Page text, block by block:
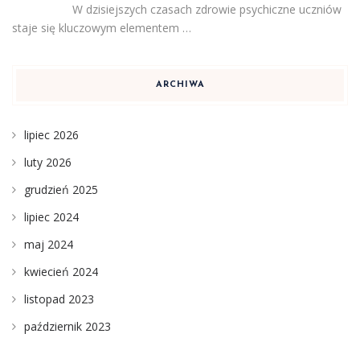
W dzisiejszych czasach zdrowie psychiczne uczniów
staje się kluczowym elementem …
ARCHIWA
lipiec 2026
luty 2026
grudzień 2025
lipiec 2024
maj 2024
kwiecień 2024
listopad 2023
październik 2023